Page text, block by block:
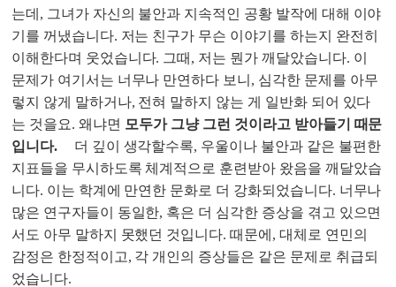
는데, 그녀가 자신의 불안과 지속적인 공황 발작에 대해 이야
기를 꺼냈습니다. 저는 친구가 무슨 이야기를 하는지 완전히
이해한다며 웃었습니다. 그때, 저는 뭔가 깨달았습니다. 이
문제가 여기서는 너무나 만연하다 보니, 심각한 문제를 아무
렇지 않게 말하거나, 전혀 말하지 않는 게 일반화 되어 있다
는 것을요. 왜냐면 모두가 그냥 그런 것이라고 받아들기 때문
입니다.
더 깊이 생각할수록, 우울이나 불안과 같은 불편한
지표들을 무시하도록 체계적으로 훈련받아 왔음을 깨달았습
니다. 이는 학계에 만연한 문화로 더 강화되었습니다. 너무나
많은 연구자들이 동일한, 혹은 더 심각한 증상을 겪고 있으면
서도 아무 말하지 못했던 것입니다. 때문에, 대체로 연민의
감정은 한정적이고, 각 개인의 증상들은 같은 문제로 취급되
었습니다.